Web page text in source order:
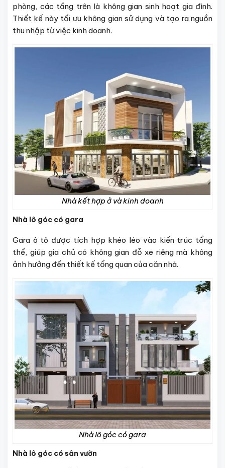
phòng, các tầng trên là không gian sinh hoạt gia đình.
Thiết kế này tối ưu không gian sử dụng và tạo ra nguồn
thu nhập từ việc kinh doanh.
Nhà kết hợp ở và kinh doanh
Nhà lô góc có gara
Gara ô tô được tích hợp khéo léo vào kiến trúc tổng
thể, giúp gia chủ có không gian đỗ xe riêng mà không
ảnh hưởng đến thiết kế tổng quan của căn nhà.
Nhà lô góc có gara
Nhà lô góc có sân vườn